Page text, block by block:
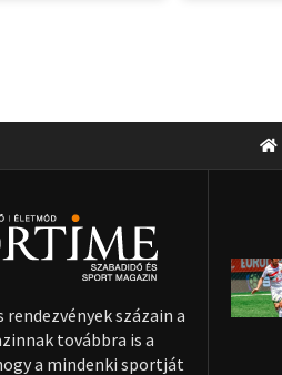
rendezvények százain a
továbbra is a
a mindenki sportját